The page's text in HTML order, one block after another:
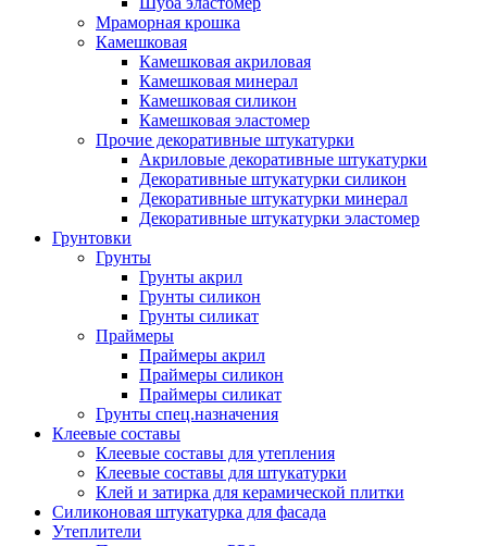
Мраморная крошка
Камешковая
Камешковая акриловая
Камешковая минерал
Камешковая силикон
Камешковая эластомер
Прочие декоративные штукатурки
Акриловые декоративные штукатурки
Декоративные штукатурки силикон
Декоративные штукатурки минерал
Декоративные штукатурки эластомер
Грунтовки
Грунты
Грунты акрил
Грунты силикон
Грунты силикат
Праймеры
Праймеры акрил
Праймеры силикон
Праймеры силикат
Грунты спец.назначения
Клеевые составы
Клеевые составы для утепления
Клеевые составы для штукатурки
Клей и затирка для керамической плитки
Силиконовая штукатурка для фасада
Утеплители